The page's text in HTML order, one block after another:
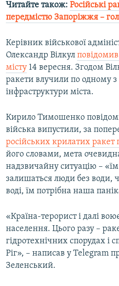
Читайте також: Російські
передмістю Запоріжжя –
Керівник військової
Олександр Вілкул
місту 14 вересня. Згодом
ракети влучили по одному з
інфраструктури міста.
Кирило Тимошенко
війська випустили, за
російських крилатих ракет
його словами, мета
надзвичайну ситуацію –
залишаться люди без води,
воді, їм потрібна наша
«Країна-терорист і далі
населення. Цього разу –
гідротехнічних спорудах і
Ріг», – написав у Telegram
Зеленський.